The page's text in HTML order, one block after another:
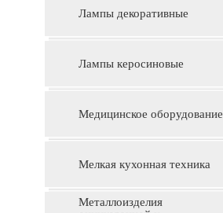
Лампы декоративные
Лампы керосиновые
Медицинское оборудование
Мелкая кухонная техника
Металлоизделия